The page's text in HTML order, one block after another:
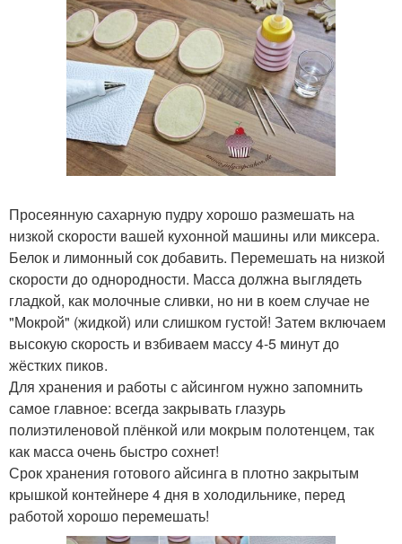
Просеянную сахарную пудру хорошо размешать на
низкой скорости вашей кухонной машины или миксера.
Белок и лимонный сок добавить. Перемешать на низкой
скорости до однородности. Масса должна выглядеть
гладкой, как молочные сливки, но ни в коем случае не
"Мокрой" (жидкой) или слишком густой! Затем включаем
высокую скорость и взбиваем массу 4-5 минут до
жёстких пиков.
Для хранения и работы с айсингом нужно запомнить
самое главное: всегда закрывать глазурь
полиэтиленовой плёнкой или мокрым полотенцем, так
как масса очень быстро сохнет!
Срок хранения готового айсинга в плотно закрытым
крышкой контейнере 4 дня в холодильнике, перед
работой хорошо перемешать!